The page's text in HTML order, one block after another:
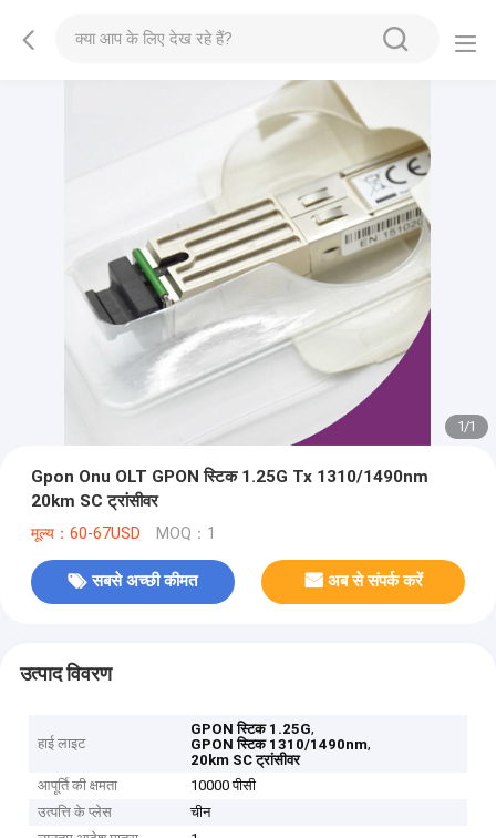
1/1
Gpon Onu OLT GPON स्टिक 1.25G Tx 1310/1490nm
20km SC ट्रांसीवर
मूल्य：60-67USD MOQ：1
सबसे अच्छी कीमत अब से संपर्क करें
उत्पाद विवरण
हाई लाइट
GPON स्टिक 1.25G,
GPON स्टिक 1310/1490nm,
20km SC ट्रांसीवर
आपूर्ति की क्षमता
10000 पीसी
उत्पत्ति के प्लेस
चीन